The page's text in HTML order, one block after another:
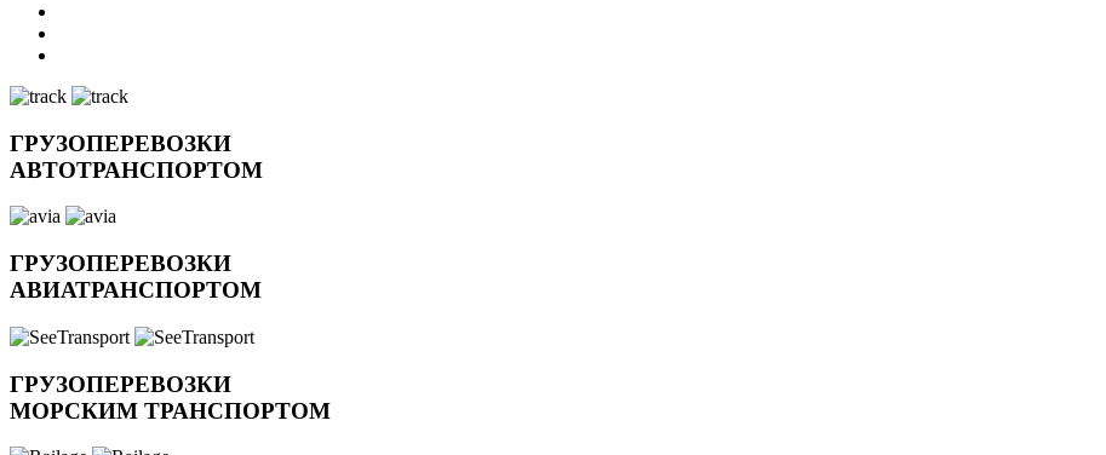
ГРУЗОПЕРЕВОЗКИ
АВТОТРАНСПОРТОМ
ГРУЗОПЕРЕВОЗКИ
АВИАТРАНСПОРТОМ
ГРУЗОПЕРЕВОЗКИ
МОРСКИМ ТРАНСПОРТОМ